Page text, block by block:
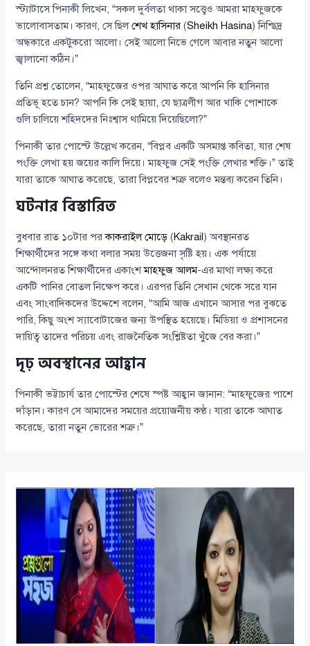
স্ট্যাটাসে পিনাকী লিখেন, “সকল দুর্বলতা থাকা সত্ত্বেও আমরা মাহফুজকে
ভালোবাসতাম। কারণ, সে ছিলশেখ হাসিনার (Sheikh Hasina) নিশ্ছিদ্র
অন্ধকারে একটুকরো আলো। সেই আলো নিভে গেলে আবার নতুন আলো
জ্বালানো কঠিন।”
তিনি প্রশ্ন তোলেন, “মাহফুজের ওপর আঘাত করে আপনি কি হাসিনার
প্রতিভূ হতে চান? আপনি কি সেই ছায়া, যে ছাত্রলীগ আর খাকি পোশাকে
গুলি চালিয়ে শহিদদের নিঃশ্বাস থামিয়ে দিয়েছিলো?”
পিনাকী তার পোস্টে উল্লেখ করেন, “বিপ্লব একটি অসমাপ্ত কবিতা, যার শেষ
পংক্তি লেখা হয় জয়ের কালি দিয়ে। মাহফুজ সেই পংক্তি লেখার শক্তি।” তাই
যারা তাকে আঘাত করেছে, তারা বিপ্লবের শত্রু বলেও মন্তব্য করেন তিনি।
ঘটনার বিস্তারিত
বুধবার রাত ১০টার পরকাকরাইল মোড়ে (Kakrail ) অবস্থানরত
শিক্ষার্থীদের সঙ্গে কথা বলার সময় উত্তেজনা সৃষ্টি হয়। এক পর্যায়ে
আন্দোলনরত শিক্ষার্থীদের একাংশমাহফুজ আলম-এর মাথা লক্ষ্য করে
একটি পানির বোতল নিক্ষেপ করে। এরপর তিনি সেখান থেকে সরে যান
এবং সাংবাদিকদের উদ্দেশে বলেন, “আমি আজ এখানে আসার পর বুঝতে
পারি, কিছু অংশ স্যাবোটাজের জন্য উপস্থিত হয়েছে। মিডিয়া ও প্রশাসনের
দায়িত্ব তাদের পরিচয় এবং রাজনৈতিক সংশ্লিষ্টতা খুঁজে বের করা।”
দৃঢ় অবস্থানের আহ্বান
পিনাকী ভট্টাচার্য তার পোস্টের শেষে স্পষ্ট আহ্বান জানান: “মাহফুজের পাশে
দাঁড়ান। কারণ সে আমাদের সময়ের প্রয়োজনীয় কণ্ঠ। যারা তাকে আঘাত
করেছে, তারা নতুন ভোরের শত্রু।”